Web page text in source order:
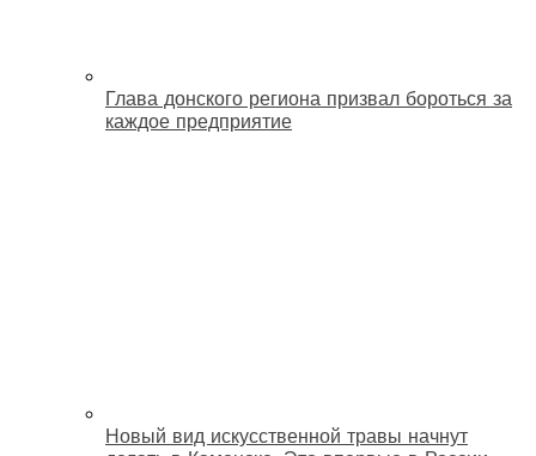
Глава донского региона призвал бороться за
каждое предприятие
Новый вид искусственной травы начнут